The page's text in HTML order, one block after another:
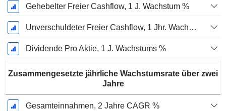
Gehebelter Freier Cashflow, 1 J. Wachstum %
Unverschuldeter Freier Cashflow, 1 Jhr. Wachstum %
Dividende Pro Aktie, 1 J. Wachstums %
Zusammengesetzte jährliche Wachstumsrate über zwei
Jahre
Gesamteinnahmen, 2 Jahre CAGR %